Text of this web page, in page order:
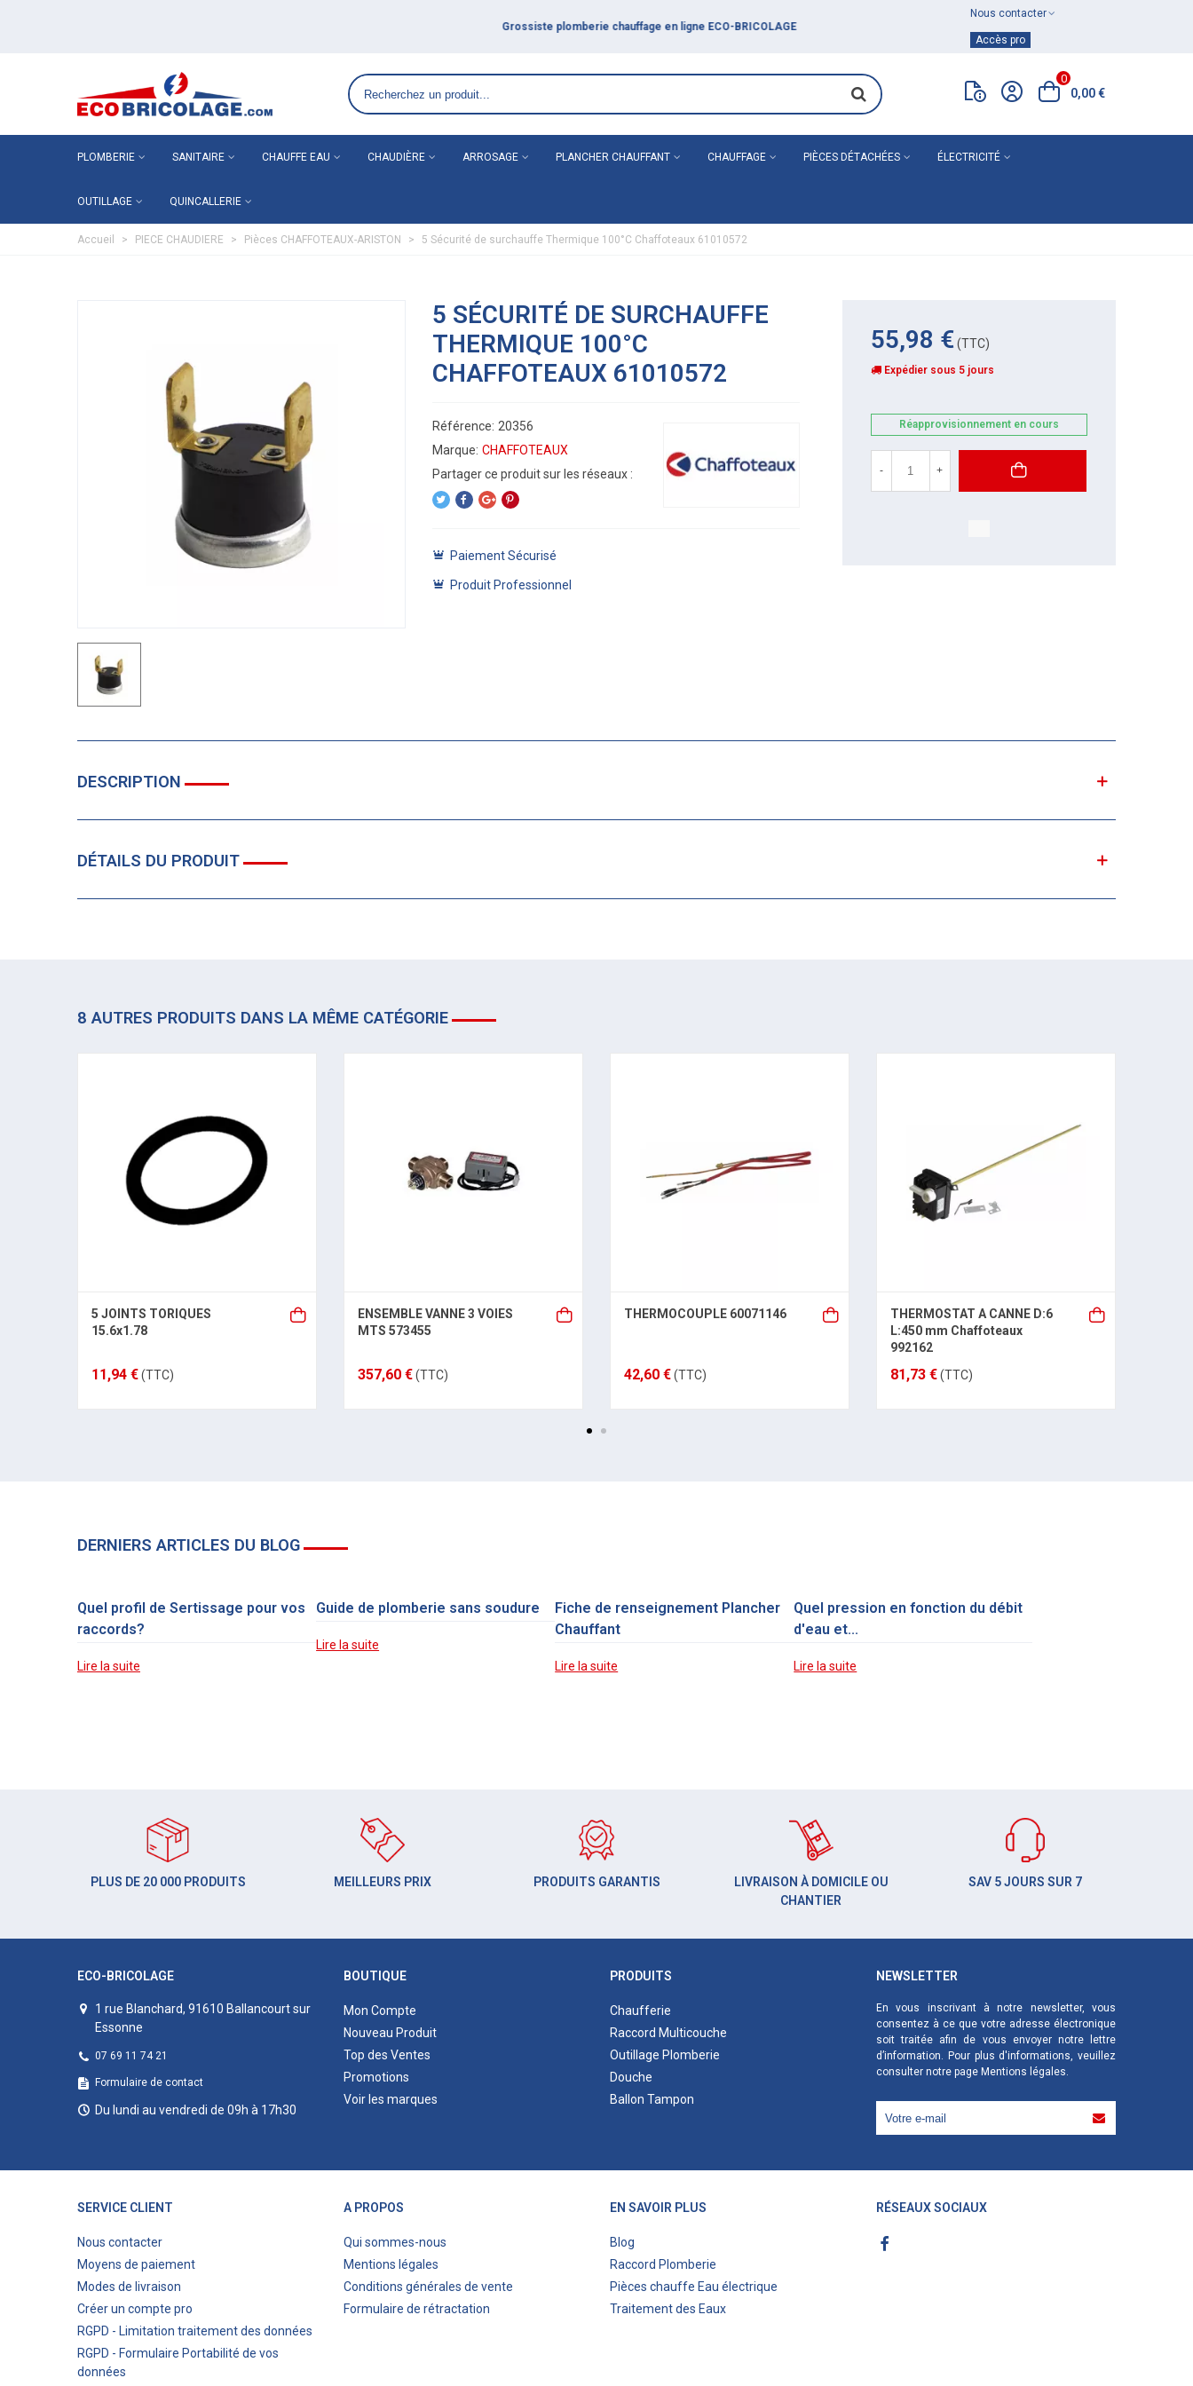
Nous contacter
Accès pro
0
0,00 €
PLOMBERIE SANITAIRE CHAUFFE EAU CHAUDIÈRE ARROSAGE PLANCHER CHAUFFANT CHAUFFAGE PIÈCES DÉTACHÉES ÉLECTRICITÉ
OUTILLAGE QUINCALLERIE
Accueil > PIECE CHAUDIERE > Pièces CHAFFOTEAUX-ARISTON > 5 Sécurité de surchauffe Thermique 100°C Chaffoteaux 61010572
5 SÉCURITÉ DE SURCHAUFFE
THERMIQUE 100°C
CHAFFOTEAUX 61010572
Référence: 20356
Marque: CHAFFOTEAUX
Paiement Sécurisé
Produit Professionnel
55,98 €(TTC)
Expédier sous 5 jours
Réapprovisionnement en cours
- +
DESCRIPTION
DÉTAILS DU PRODUIT
8 AUTRES PRODUITS DANS LA MÊME CATÉGORIE
5 JOINTS TORIQUES
15.6x1.78
11,94 €(TTC)
ENSEMBLE VANNE 3 VOIES
MTS 573455
357,60 €(TTC)
THERMOCOUPLE 60071146
42,60 €(TTC)
THERMOSTAT A CANNE D:6
L:450 mm Chaffoteaux
992162
81,73 €(TTC)
DERNIERS ARTICLES DU BLOG
Quel profil de Sertissage pour vos
raccords?
Lire la suite
Guide de plomberie sans soudure
Lire la suite
Fiche de renseignement Plancher
Chauffant
Lire la suite
Quel pression en fonction du débit
d'eau et...
Lire la suite
PLUS DE 20 000 PRODUITS MEILLEURS PRIX PRODUITS GARANTIS
LIVRAISON À DOMICILE OU
CHANTIER
SAV 5 JOURS SUR 7
ECO-BRICOLAGE
1 rue Blanchard, 91610 Ballancourt sur
Essonne
07 69 11 74 21
Formulaire de contact
Du lundi au vendredi de 09h à 17h30
BOUTIQUE
Mon Compte
Nouveau Produit
Top des Ventes
Promotions
Voir les marques
PRODUITS
Chaufferie
Raccord Multicouche
Outillage Plomberie
Douche
Ballon Tampon
NEWSLETTER
En vous inscrivant à notre newsletter, vous
consentez à ce que votre adresse électronique
soit traitée afin de vous envoyer notre lettre
d’information. Pour plus d'informations, veuillez
consulter notre page Mentions légales.
SERVICE CLIENT
Nous contacter
Moyens de paiement
Modes de livraison
Créer un compte pro
RGPD - Limitation traitement des données
RGPD - Formulaire Portabilité de vos
données
A PROPOS
Qui sommes-nous
Mentions légales
Conditions générales de vente
Formulaire de rétractation
EN SAVOIR PLUS
Blog
Raccord Plomberie
Pièces chauffe Eau électrique
Traitement des Eaux
RÉSEAUX SOCIAUX